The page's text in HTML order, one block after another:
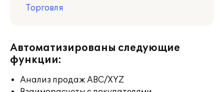
Торговля
Автоматизированы следующие
функции:
Анализ продаж ABC/XYZ